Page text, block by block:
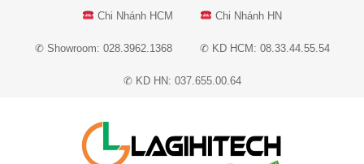
Chi Nhánh HCM Chi Nhánh HN
✆ Showroom: 028.3962.1368 ✆ KD HCM: 08.33.44.55.54
✆ KD HN: 037.655.00.64